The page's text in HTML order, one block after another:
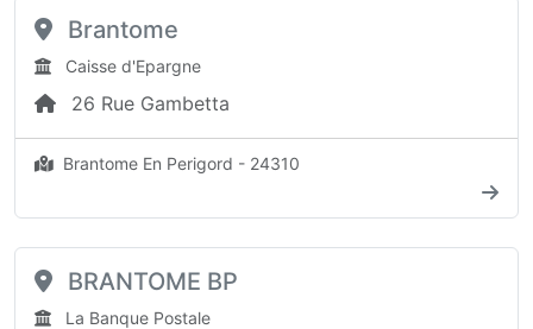
Brantome
Caisse d'Epargne
26 Rue Gambetta
Brantome En Perigord - 24310
BRANTOME BP
La Banque Postale